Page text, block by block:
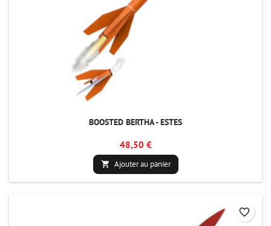
BOOSTED BERTHA - ESTES
48,50 €
 Ajouter au panier
favorite_border